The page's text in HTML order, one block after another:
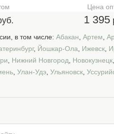
Цена
1 395
в том числе: Абакан Артем
, Йошкар-Ола Ижевск
Нижний Новгород Новокузнецк
Улан-Удэ Ульяновск